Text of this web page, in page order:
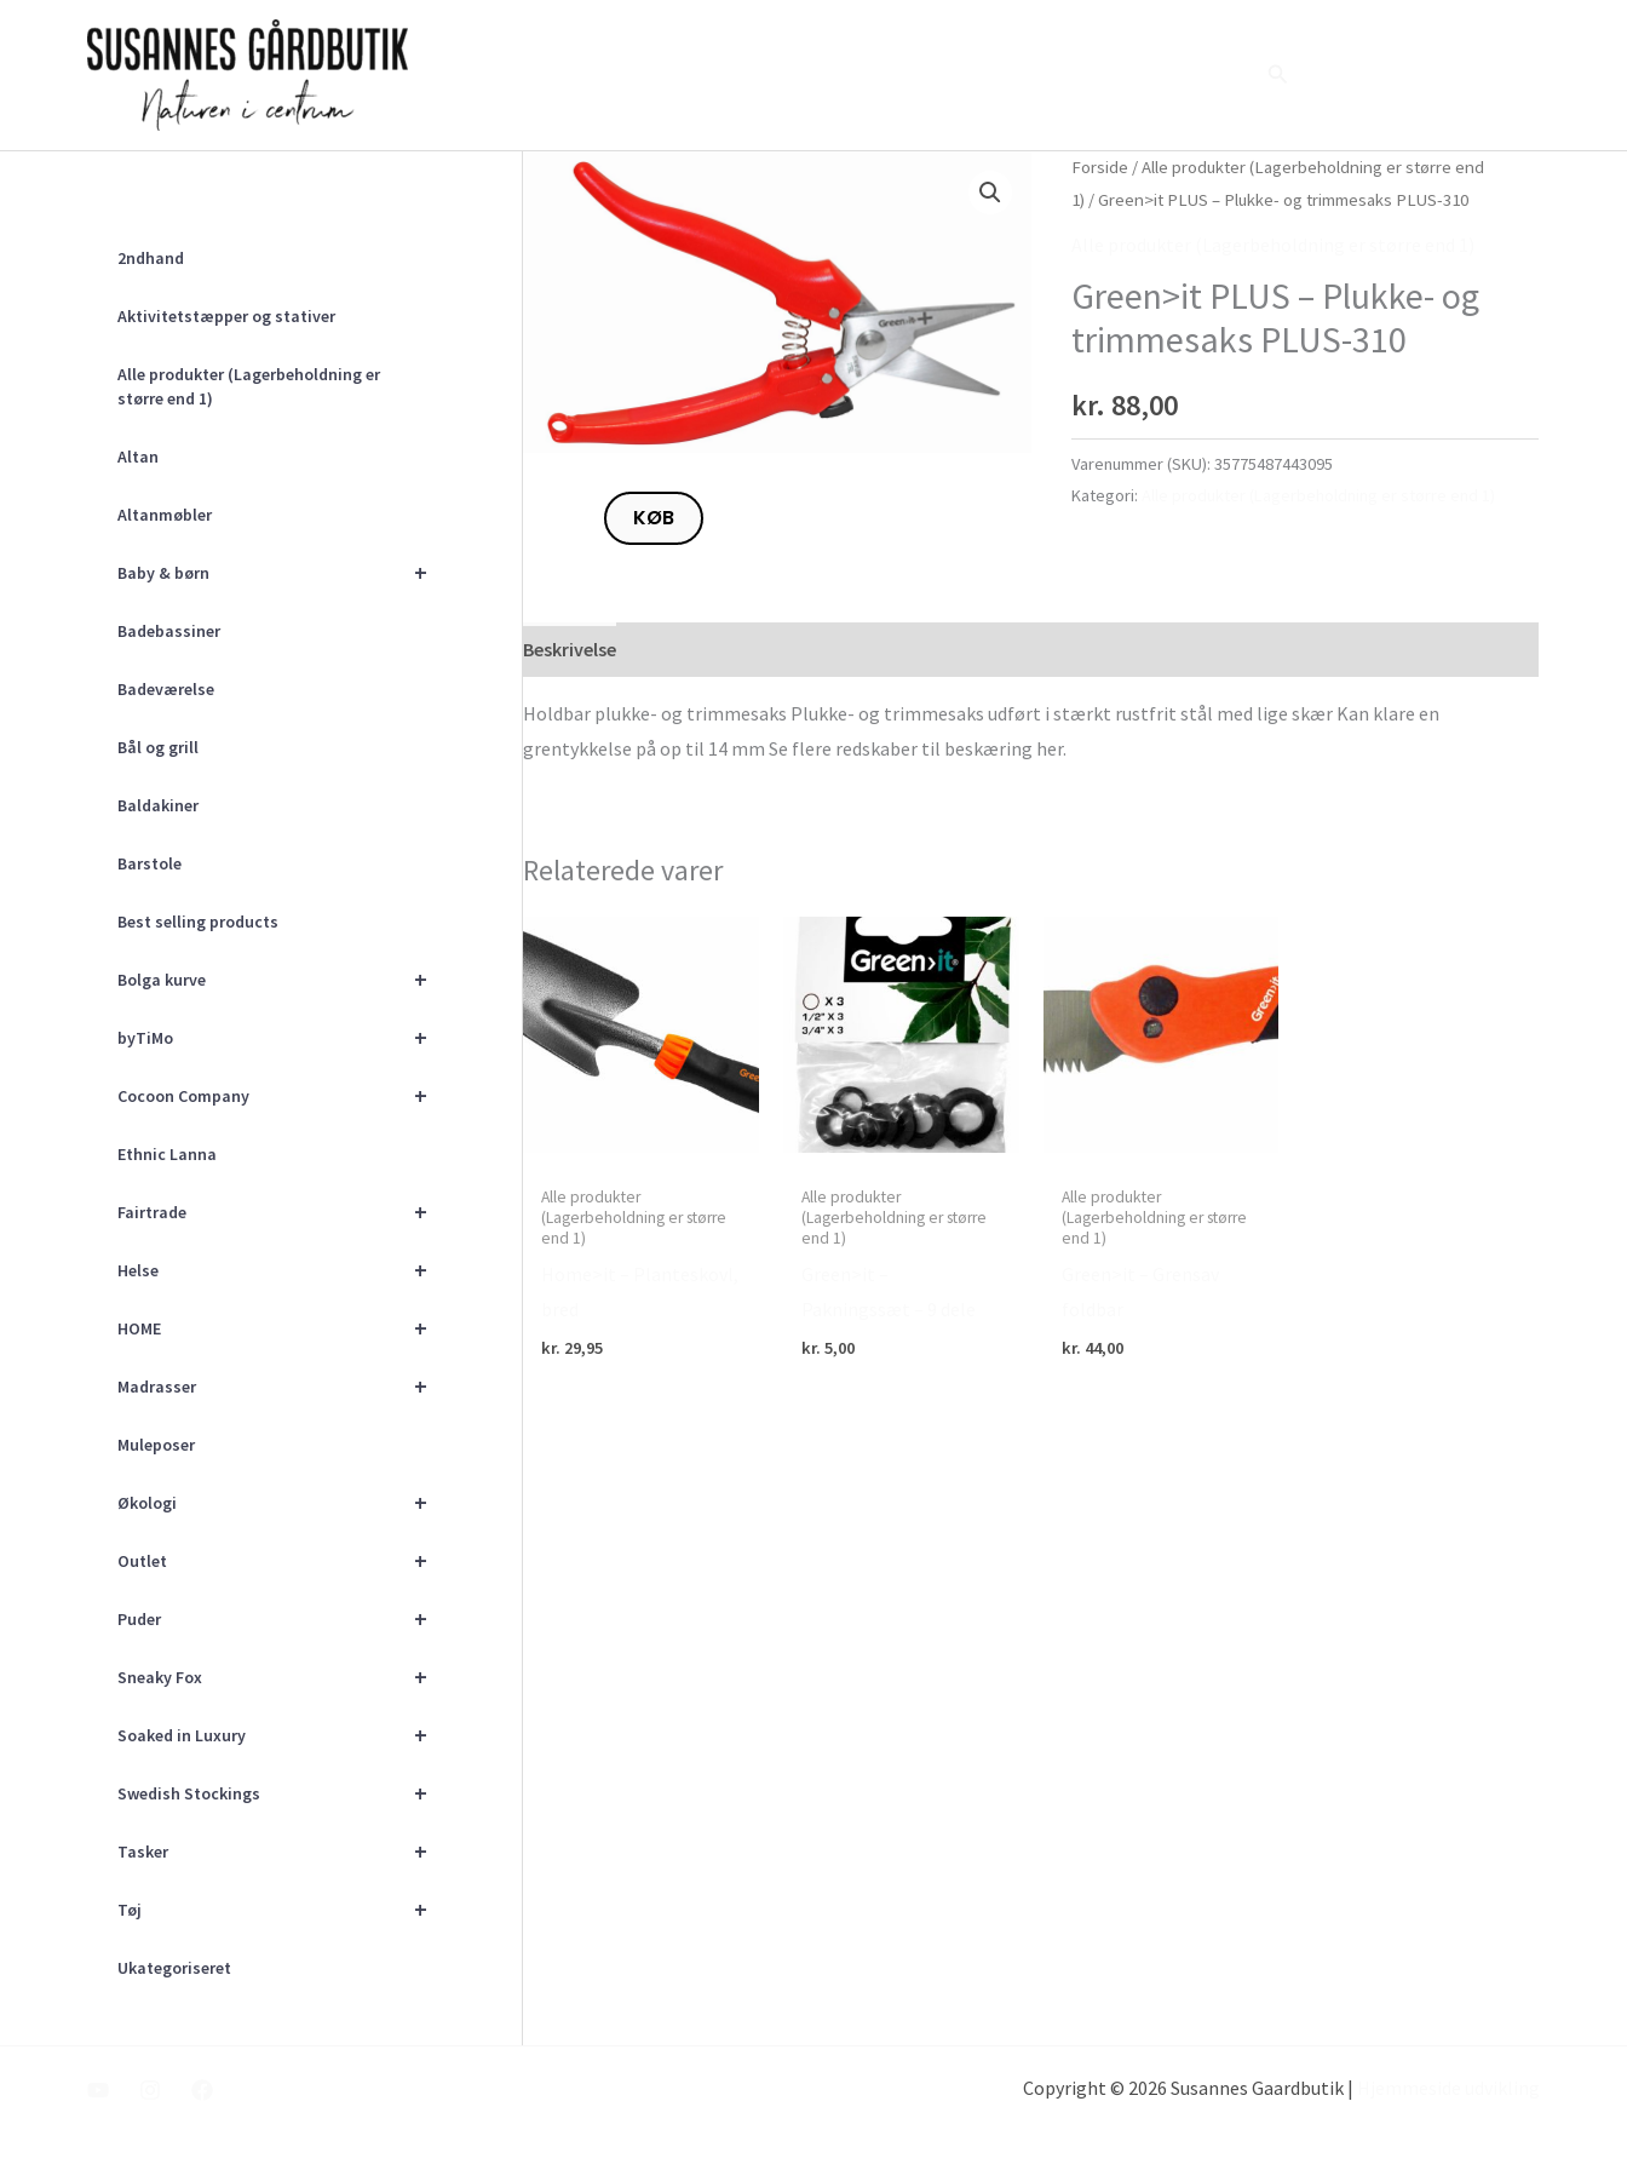
2ndhand
Aktivitetstæpper og stativer
Alle produkter (Lagerbeholdning er
større end 1)
Altan
Altanmøbler
+
Baby & børn
Badebassiner
Badeværelse
Bål og grill
Baldakiner
Barstole
Best selling products
+
Bolga kurve
+
byTiMo
+
Cocoon Company
Ethnic Lanna
+
Fairtrade
+
Helse
+
HOME
+
Madrasser
Muleposer
+
Økologi
+
Outlet
+
Puder
+
Sneaky Fox
+
Soaked in Luxury
+
Swedish Stockings
+
Tasker
+
Tøj
Ukategoriseret
Forside /Alle produkter (Lagerbeholdning er større end
1) / Green>it PLUS – Plukke- og trimmesaks PLUS-310
Green>it PLUS – Plukke- og
trimmesaks PLUS-310
kr. 88,00
Varenummer (SKU):35775487443095
Kategori:
KØB
Beskrivelse
Holdbar plukke- og trimmesaks Plukke- og trimmesaks udført i stærkt rustfrit stål med lige skær Kan klare en
grentykkelse på op til 14 mm Se flere redskaber til beskæring her.
Relaterede varer
Alle produkter
(Lagerbeholdning er større
end 1)
kr. 29,95
Alle produkter
(Lagerbeholdning er større
end 1)
kr. 5,00
Alle produkter
(Lagerbeholdning er større
end 1)
kr. 44,00
Copyright © 2026 Susannes Gaardbutik |